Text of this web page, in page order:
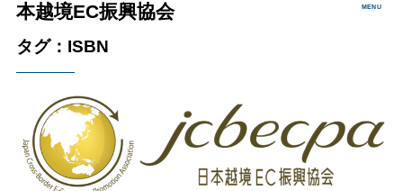
本越境EC振興協会
MENU
タグ：ISBN